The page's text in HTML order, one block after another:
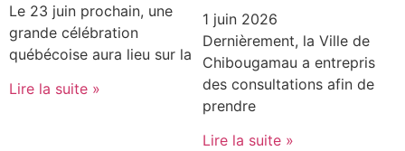
Le 23 juin prochain, une
grande célébration
québécoise aura lieu sur la
Lire la suite »
1 juin 2026
Dernièrement, la Ville de
Chibougamau a entrepris
des consultations afin de
prendre
Lire la suite »